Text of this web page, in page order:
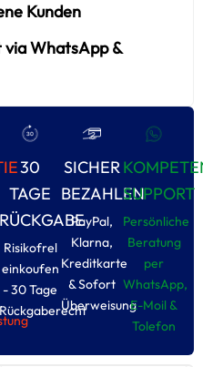
Kunden
WhatsApp &
30
TAGE
RÜCKGABE
Risikofrel
einkoufen
- 30 Tage
Rückgaberecht
SICHER
BEZAHLEN
PayPal,
Klarna,
Kreditkarte
& Sofort
Überweisung
SUPPORT
Persönliche
Beratung
per
WhatsApp,
E-Moil &
Tolefon